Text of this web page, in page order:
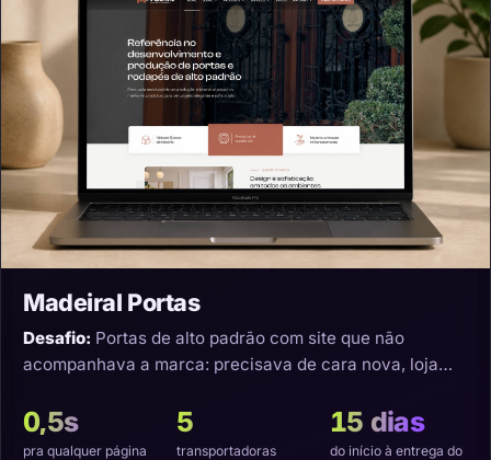
Madeiral Portas
Desafio: Portas de alto padrão com site que não
acompanhava a marca: precisava de cara nova, loja
0,5s
pra qualquer página
5
transportadoras
15 dias
do início à entrega do